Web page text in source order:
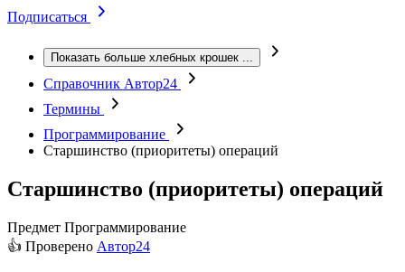
Подписаться
Показать больше хлебных крошек ...
Справочник Автор24
Термины
Программирование
Старшинство (приоритеты) операций
Старшинство (приоритеты) операций
Предмет Программирование
👍 Проверено Автор24